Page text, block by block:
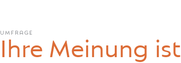
UMFRAGE
Ihre Meinung ist